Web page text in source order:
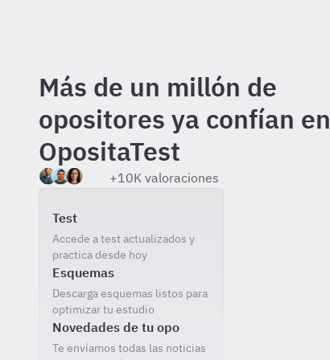
Más de un millón de
opositores ya confían en
OpositaTest
+10K valoraciones
Incluido gratis al registrarte
Test
Accede a test actualizados y
practica desde hoy
Esquemas
Descarga esquemas listos para
optimizar tu estudio
Novedades de tu opo
Te envíamos todas las noticias